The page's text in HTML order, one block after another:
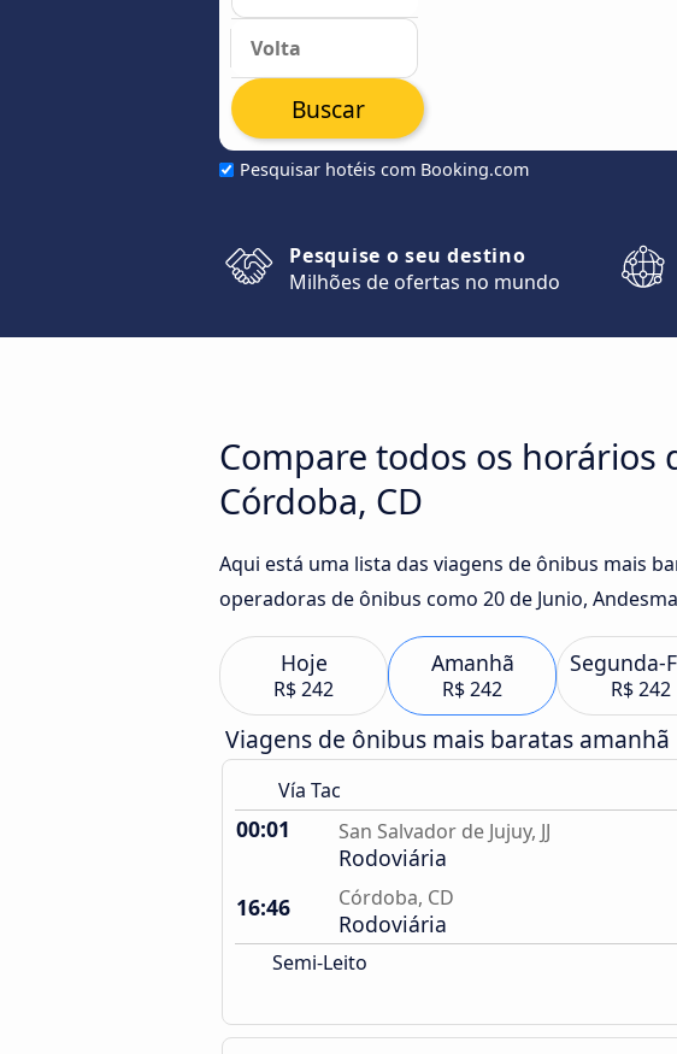
Pesquisar hotéis com Booking.com
Buscar
Pesquise o seu destino
Milhões de ofertas no mundo
Compare todos os horários
Córdoba, CD
Aqui está uma lista das viagens de ônibus mais
operadoras de ônibus como 20 de Junio,
Hoje
R$ 242
Amanhã
R$ 242
Segunda-
R$ 242
Viagens de ônibus mais baratas amanhã
Vía Tac
00:01 San Salvador de Jujuy, JJ
Rodoviária
16:46
Córdoba, CD
Rodoviária
Semi-Leito